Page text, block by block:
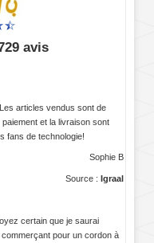
avis
articles vendus sont de
et la livraison sont
fans de technologie!
Sophie B
Source : Igraal
certain que je saurai
pour un cordon à